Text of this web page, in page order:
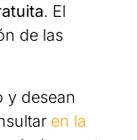
. El
de las
y desean
en la